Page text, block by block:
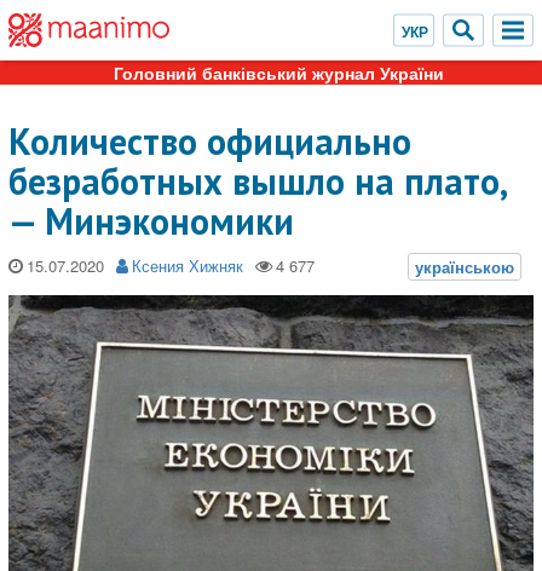
Головний банківський журнал України
Количество официально
безработных вышло на плато,
— Минэкономики
15.07.2020 Ксения Хижняк